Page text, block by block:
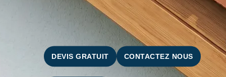
DEVIS GRATUIT CONTACTEZ NOUS